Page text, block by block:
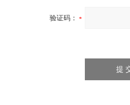
验证码：